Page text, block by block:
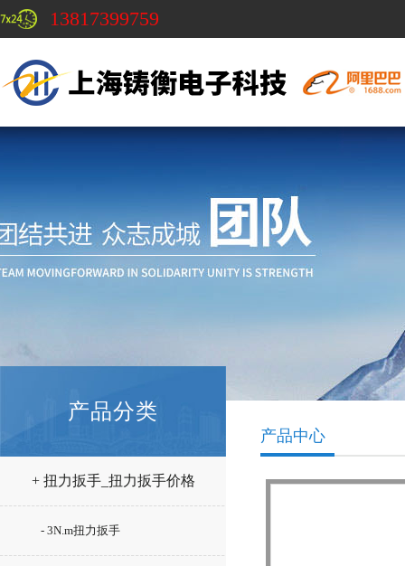
13817399759
产品分类
+ 扭力扳手_扭力扳手价格
- 3N.m扭力扳手
产品中心